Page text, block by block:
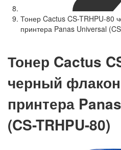
Тонер Cactus CS-TRHPU-80
принтера Panas Universal
Тонер Cactus
черный
принтера
(CS-TRHPU-80)